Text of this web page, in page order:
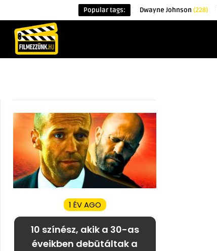
Popular tags: Dwayne Johnson (228)
1 ÉV AGO
10 színész, akik a 30-as
éveikben debütáltak a